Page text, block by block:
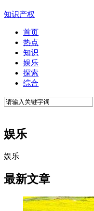
知识产权
首页
热点
知识
娱乐
探索
综合
娱乐
娱乐
最新文章